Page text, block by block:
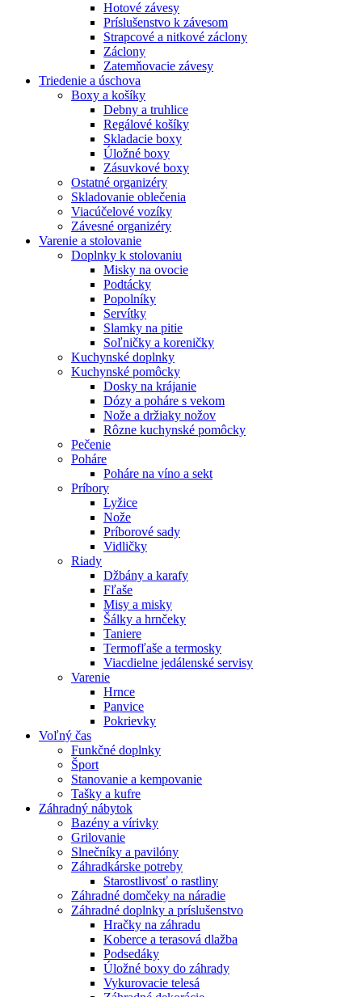
Hotové závesy
Príslušenstvo k závesom
Strapcové a nitkové záclony
Záclony
Zatemňovacie závesy
Triedenie a úschova
Boxy a košíky
Debny a truhlice
Regálové košíky
Skladacie boxy
Úložné boxy
Zásuvkové boxy
Ostatné organizéry
Skladovanie oblečenia
Viacúčelové vozíky
Závesné organizéry
Varenie a stolovanie
Doplnky k stolovaniu
Misky na ovocie
Podtácky
Popolníky
Servítky
Slamky na pitie
Soľničky a koreničky
Kuchynské doplnky
Kuchynské pomôcky
Dosky na krájanie
Dózy a poháre s vekom
Nože a držiaky nožov
Rôzne kuchynské pomôcky
Pečenie
Poháre
Poháre na víno a sekt
Príbory
Lyžice
Nože
Príborové sady
Vidličky
Riady
Džbány a karafy
Fľaše
Misy a misky
Šálky a hrnčeky
Taniere
Termofľaše a termosky
Viacdielne jedálenské servisy
Varenie
Hrnce
Panvice
Pokrievky
Voľný čas
Funkčné doplnky
Šport
Stanovanie a kempovanie
Tašky a kufre
Záhradný nábytok
Bazény a vírivky
Grilovanie
Slnečníky a pavilóny
Záhradkárske potreby
Starostlivosť o rastliny
Záhradné domčeky na náradie
Záhradné doplnky a príslušenstvo
Hračky na záhradu
Koberce a terasová dlažba
Podsedáky
Úložné boxy do záhrady
Vykurovacie telesá